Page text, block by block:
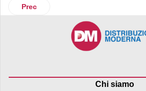
Articolo precedente: Re-Nature
Prec
Chi siamo